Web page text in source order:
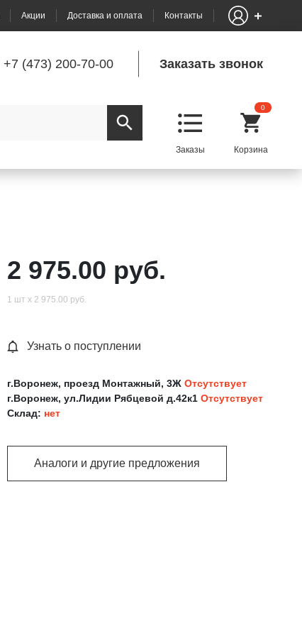
Акции Доставка и оплата Контакты
+7 (473) 200-70-00 Заказать звонок
0
2 975.00 руб.
1 шт х 2 975.00 руб.
Узнать о поступлении
г.Воронеж, проезд Монтажный, 3Ж Отсутствует
г.Воронеж, ул.Лидии Рябцевой д.42к1 Отсутствует
Склад: нет
Аналоги и другие предложения